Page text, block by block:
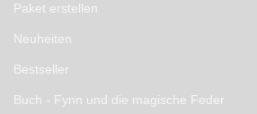
Paket erstellen
Neuheiten
Bestseller
Buch - Fynn und die magische Feder